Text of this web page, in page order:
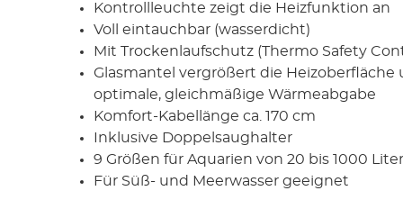
Kontrollleuchte zeigt die Heizfunktion an
Voll eintauchbar (wasserdicht)
Mit Trockenlaufschutz (Thermo Safety
Glasmantel vergrößert die Heizoberfläche
optimale, gleichmäßige Wärmeabgabe
Komfort-Kabellänge ca. 170 cm
Inklusive Doppelsaughalter
9 Größen für Aquarien von 20 bis 1000 Liter
Für Süß- und Meerwasser geeignet